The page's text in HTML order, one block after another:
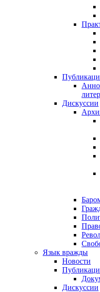
Дискуссии
Язык вражды
Новости
Дискуссии